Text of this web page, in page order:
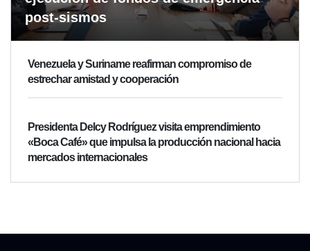
post-sismos
Venezuela y Suriname reafirman compromiso de
estrechar amistad y cooperación
Presidenta Delcy Rodríguez visita emprendimiento
«Boca Café» que impulsa la producción nacional hacia
mercados internacionales